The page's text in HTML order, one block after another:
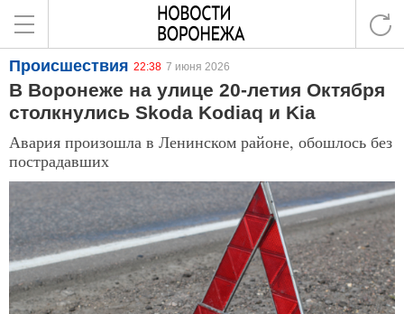
Происшествия 22:38 7 июня 2026
В Воронеже на улице 20-летия Октября
столкнулись Skoda Kodiaq и Kia
Авария произошла в Ленинском районе, обошлось без
пострадавших